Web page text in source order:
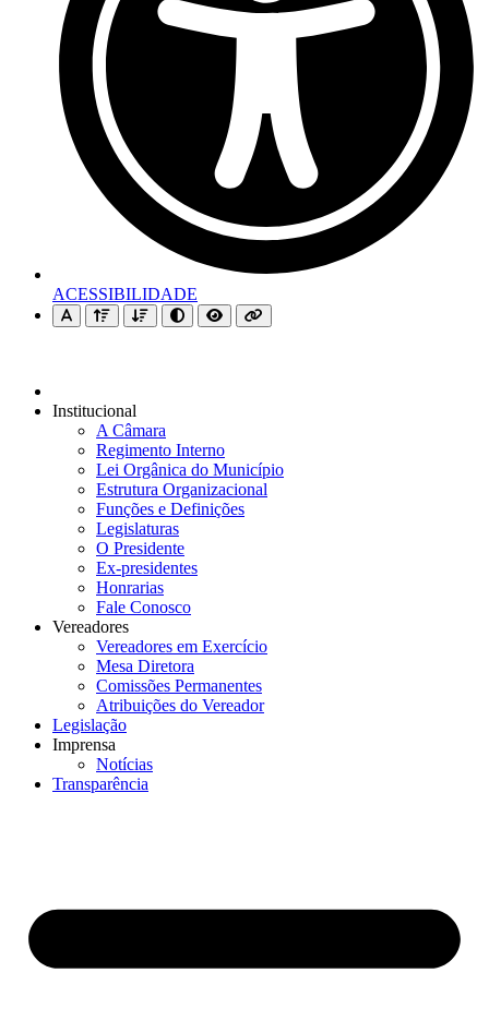
ACESSIBILIDADE
Institucional
A Câmara
Regimento Interno
Lei Orgânica do Município
Estrutura Organizacional
Funções e Definições
Legislaturas
O Presidente
Ex-presidentes
Honrarias
Fale Conosco
Vereadores
Vereadores em Exercício
Mesa Diretora
Comissões Permanentes
Atribuições do Vereador
Legislação
Imprensa
Notícias
Transparência